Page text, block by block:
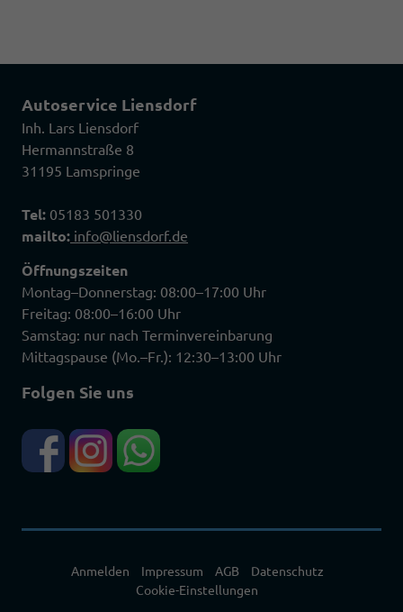
Autoservice Liensdorf
Inh. Lars Liensdorf
Hermannstraße 8
31195 Lamspringe
Tel: 05183 501330
mailto: info@liensdorf.de
Öffnungszeiten
Montag–Donnerstag: 08:00–17:00 Uhr
Freitag: 08:00–16:00 Uhr
Samstag: nur nach Terminvereinbarung
Mittagspause (Mo.–Fr.): 12:30–13:00 Uhr
Folgen Sie uns
Anmelden Impressum AGB
Datenschutz
Cookie-Einstellungen